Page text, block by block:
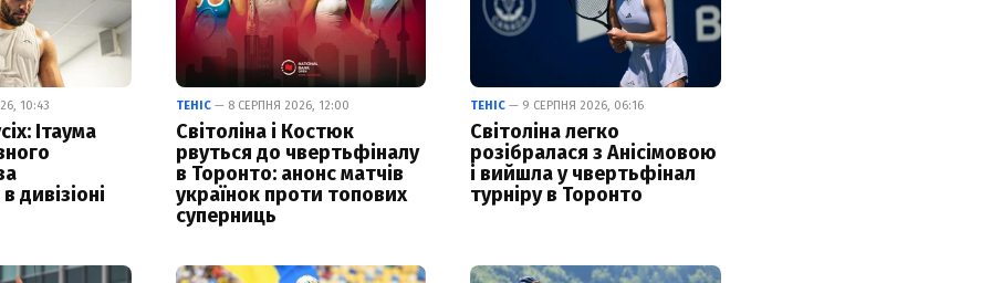
10:43
Ітаума
дивізіоні
ТЕНІС— 8 СЕРПНЯ 2026, 12:00
Світоліна і Костюк
рвуться до чвертьфіналу
в Торонто: анонс матчів
українок проти топових
суперниць
ТЕНІС — 9 СЕРПНЯ 2026, 06:16
Світоліна легко
розібралася з Анісімовою
і вийшла у чвертьфінал
турніру в Торонто